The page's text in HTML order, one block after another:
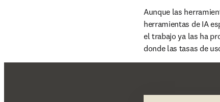
Aunque las
herramientas de IA
el trabajo ya las ha
donde las tasas de